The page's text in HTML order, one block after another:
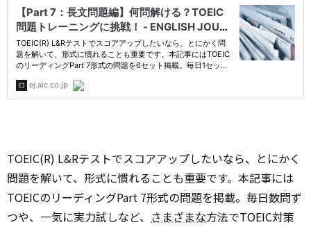
TOEIC(R) L&Rテストでスコアアップしたいなら、とにかく
問題を解いて、形式に慣れることも重要です。本記事には
TOEICのリーディングPart 7形式の問題を掲載。毎日数問ず
つや、一気に実力試しなど、 さまざまな方法でTOEIC対策